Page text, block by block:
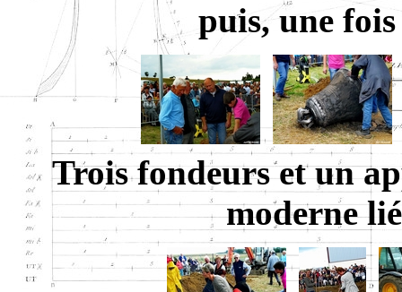
puis, une
Trois fondeurs et un
moderne